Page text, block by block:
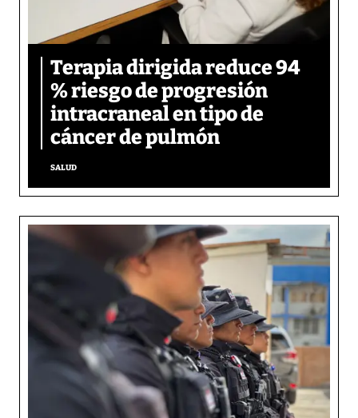
Terapia dirigida reduce 94
% riesgo de progresión
intracraneal en tipo de
cáncer de pulmón
SALUD